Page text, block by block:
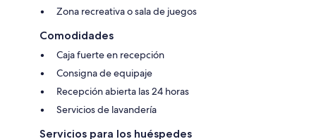
Zona recreativa o sala de juegos
Comodidades
Caja fuerte en recepción
Consigna de equipaje
Recepción abierta las 24 horas
Servicios de lavandería
Servicios para los huéspedes